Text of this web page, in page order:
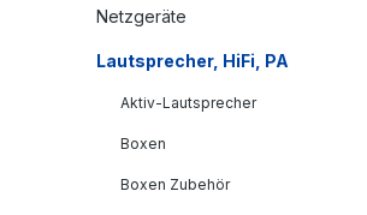
Netzgeräte
Lautsprecher, HiFi, PA
Aktiv-Lautsprecher
Boxen
Boxen Zubehör